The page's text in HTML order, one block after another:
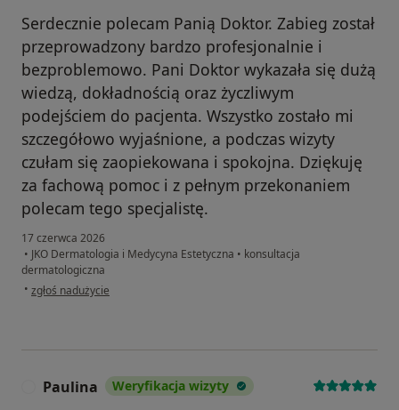
Serdecznie polecam Panią Doktor. Zabieg został
przeprowadzony bardzo profesjonalnie i
bezproblemowo. Pani Doktor wykazała się dużą
wiedzą, dokładnością oraz życzliwym
podejściem do pacjenta. Wszystko zostało mi
szczegółowo wyjaśnione, a podczas wizyty
czułam się zaopiekowana i spokojna. Dziękuję
za fachową pomoc i z pełnym przekonaniem
polecam tego specjalistę.
17 czerwca 2026
• JKO Dermatologia i Medycyna Estetyczna • konsultacja
dermatologiczna
• w opinii użytkownika Wiki
zgłoś nadużycie
Paulina Weryfikacja wizyty